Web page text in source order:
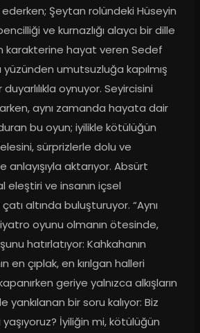
Şeytan rolündeki Hüseyin
ve kurnazlığı alaycı bir dille
karakterine hayat veren Sedef
yüzünden umutsuzluğa kapılmış
duyarlılıkla oynuyor. Seyircisini
aynı zamanda hayata dair
bu oyun; iyilikle kötülüğün
sürprizlerle dolu ve
aktarıyor. Absürt
eleştiri ve insanın içsel
çatı altında buluşturuyor. “Aynı
oyunu olmanın ötesinde,
hatırlatıyor: Kahkahanın
en çıplak, en kırılgan halleri
geriye yalnızca alkışların
yankılanan bir soru kalıyor: Biz
İyiliğin mi, kötülüğün